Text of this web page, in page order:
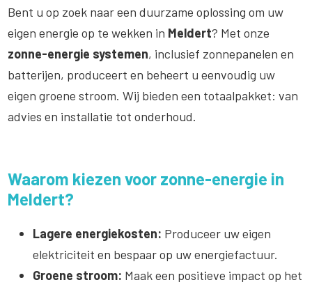
Bent u op zoek naar een duurzame oplossing om uw
eigen energie op te wekken in Meldert? Met onze
zonne-energie systemen, inclusief zonnepanelen en
batterijen, produceert en beheert u eenvoudig uw
eigen groene stroom. Wij bieden een totaalpakket: van
advies en installatie tot onderhoud.
Waarom kiezen voor zonne-energie in
Meldert?
Lagere energiekosten: Produceer uw eigen
elektriciteit en bespaar op uw energiefactuur.
Groene stroom: Maak een positieve impact op het